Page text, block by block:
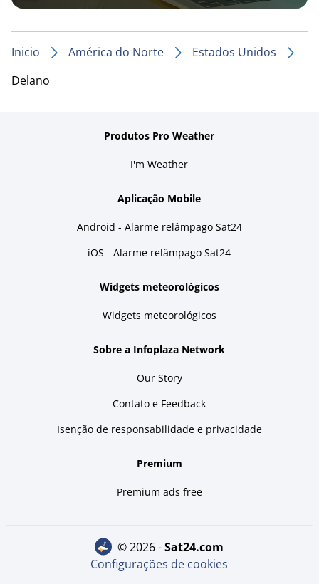
Inicio América do Norte
Estados Unidos
Delano
Produtos Pro Weather
I'm Weather
Aplicação Mobile
Android - Alarme relâmpago Sat24
iOS - Alarme relâmpago Sat24
Widgets meteorológicos
Widgets meteorológicos
Sobre a Infoplaza Network
Our Story
Contato e Feedback
Isenção de responsabilidade e privacidade
Premium
Premium ads free
© 2026 - sat24.com
Configurações de cookies